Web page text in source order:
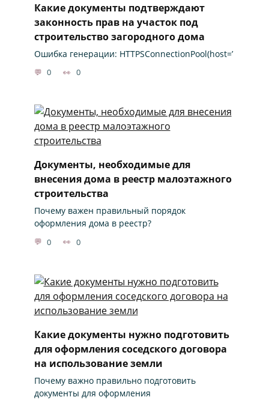
Какие документы подтверждают
законность прав на участок под
строительство загородного дома
Ошибка генерации: HTTPSConnectionPool(host=’
0 0
Документы, необходимые для
внесения дома в реестр малоэтажного
строительства
Почему важен правильный порядок
оформления дома в реестр?
0 0
Какие документы нужно подготовить
для оформления соседского договора
на использование земли
Почему важно правильно подготовить
документы для оформления